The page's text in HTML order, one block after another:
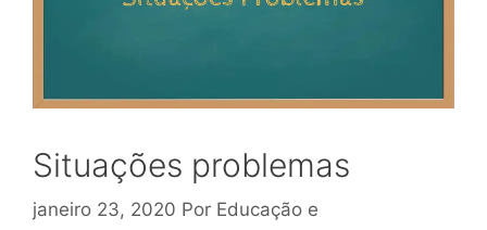
Situações problemas
janeiro 23, 2020 Por Educação e